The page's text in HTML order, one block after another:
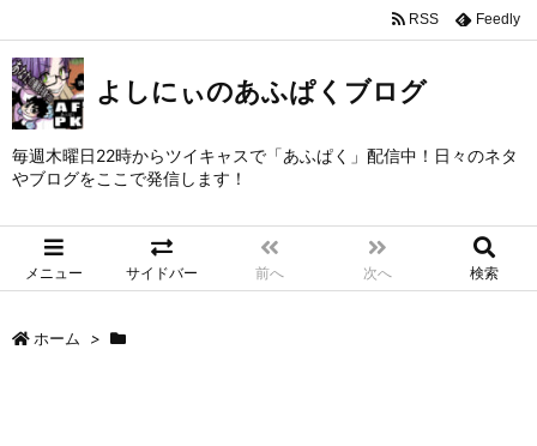
よしにぃのあふぱくブログ
毎週木曜日22時からツイキャスで「あふぱく」配信中！日々のネタ
やブログをここで発信します！
メニュー サイドバー 前へ 次へ 検索
RSS Feedly
ホーム >